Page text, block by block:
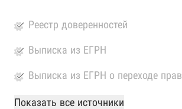
Реестр доверенностей
Выписка из ЕГРН
Выписка из ЕГРН о переходе прав
База Росстата
Показать все источники